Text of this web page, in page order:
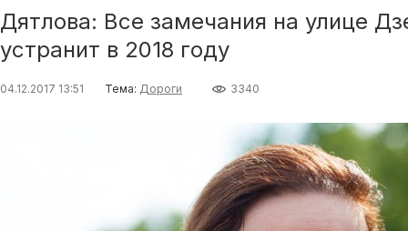
Дятлова: Все замечания на улице
устранит в 2018 году
04.12.2017 13:51 Тема: Дороги 3340